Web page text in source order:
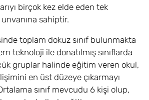
birçok kez elde eden tek
sahiptir.
toplam dokuz sınıf bulunmakta
teknoloji ile donatılmış sınıflarda
gruplar halinde eğitim veren okul,
en üst düzeye çıkarmayı
sınıf mevcudu 6 kişi olup,